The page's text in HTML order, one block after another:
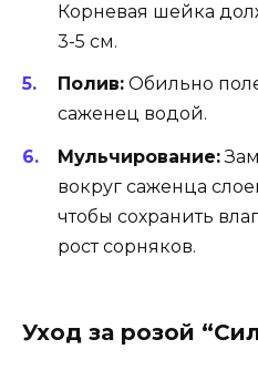
Корневая шейка
3-5 см.
Полив: Обильно
саженец водой.
Мульчирование:
вокруг саженца
чтобы сохранить
рост сорняков.
Уход за розой